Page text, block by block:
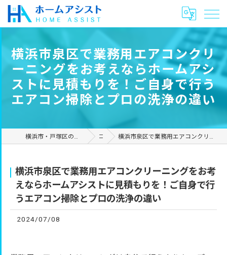
横浜市泉区で業務用エアコンクリ
ーニングをお考えならホームアシ
ストに見積もりを！ご自身で行う
エアコン掃除とプロの洗浄の違い
横浜市・戸塚区のハウスクリーニングやリフォームは合同会社ホームアシスト コラム 横浜市泉区で業務用エアコンクリーニングをお考えならホームアシストに見積もりを！ご自身で行うエアコン掃除とプロの洗浄の違い
横浜市泉区で業務用エアコンクリーニングをお考
えならホームアシストに見積もりを！ご自身で行
うエアコン掃除とプロの洗浄の違い
2024/07/08